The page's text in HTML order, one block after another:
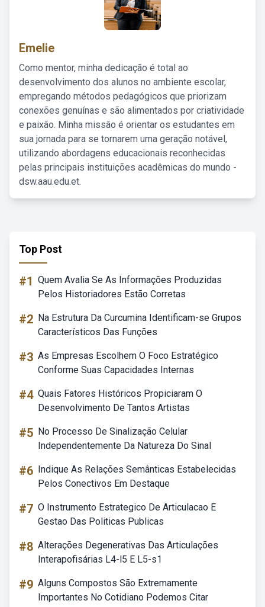
Emelie
Como mentor, minha dedicação é total ao
desenvolvimento dos alunos no ambiente escolar,
empregando métodos pedagógicos que priorizam
conexões genuínas e são alimentados por criatividade
e paixão. Minha missão é orientar os estudantes em
sua jornada para se tornarem uma geração notável,
utilizando abordagens educacionais reconhecidas
pelas principais instituições acadêmicas do mundo -
dsw.aau.edu.et.
Top Post
#1 Quem Avalia Se As Informações Produzidas
Pelos Historiadores Estão Corretas
#2 Na Estrutura Da Curcumina Identificam-se Grupos
Característicos Das Funções
#3 As Empresas Escolhem O Foco Estratégico
Conforme Suas Capacidades Internas
#4 Quais Fatores Históricos Propiciaram O
Desenvolvimento De Tantos Artistas
#5 No Processo De Sinalização Celular
Independentemente Da Natureza Do Sinal
#6 Indique As Relações Semânticas Estabelecidas
Pelos Conectivos Em Destaque
#7 O Instrumento Estrategico De Articulacao E
Gestao Das Politicas Publicas
#8 Alterações Degenerativas Das Articulações
Interapofisárias L4-l5 E L5-s1
#9 Alguns Compostos São Extremamente
Importantes No Cotidiano Podemos Citar